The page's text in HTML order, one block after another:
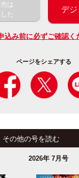
は
た
デ
込み前に必ずご確認く
ページをシェアする
その他の号を読む
2026年 7月号